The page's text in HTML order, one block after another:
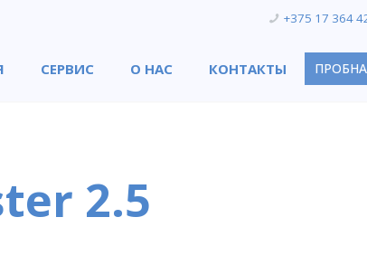
+375 17 364
СЕРВИС О НАС КОНТАКТЫ
2.5